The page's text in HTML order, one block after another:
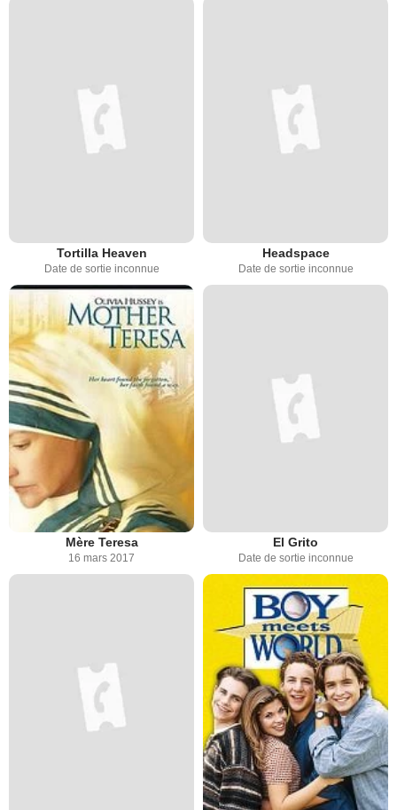
Tortilla Heaven
Date de sortie inconnue
Headspace
Date de sortie inconnue
Mère Teresa
16 mars 2017
El Grito
Date de sortie inconnue